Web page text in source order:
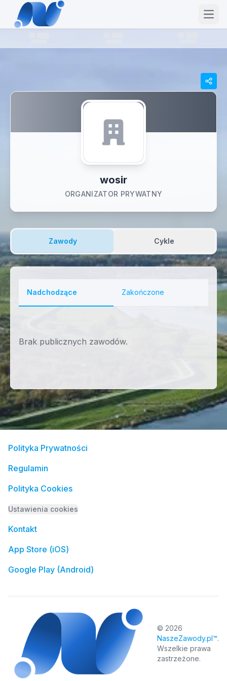
wosir
ORGANIZATOR PRYWATNY
Zawody Cykle
Nadchodzące Zakończone
Nadchodzące zawody wędkarskie
Brak publicznych zawodów.
Polityka Prywatności
Regulamin
Polityka Cookies
Ustawienia cookies
Kontakt
App Store (iOS)
Google Play (Android)
© 2026
NaszeZawody.pl™.
Wszelkie prawa
zastrzeżone.